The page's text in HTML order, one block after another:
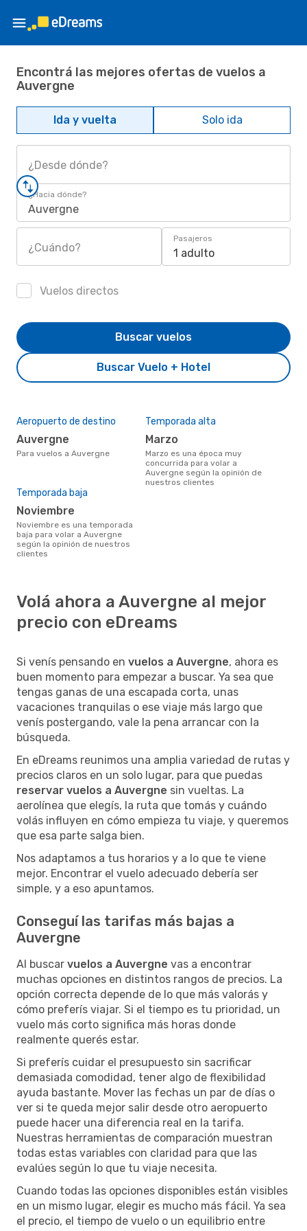
Encontrá las mejores ofertas de vuelos a
Auvergne
Ida y vuelta Solo ida
¿Desde dónde?
¿Hacia dónde?
Auvergne
¿Cuándo?
Pasajeros
1 adulto
Vuelos directos
Buscar Vuelo + Hotel
Buscar vuelos
Aeropuerto de destino
Auvergne
Para vuelos a Auvergne
Temporada alta
marzo
marzo es una época muy
concurrida para volar a
Auvergne según la opinión de
nuestros clientes
Temporada baja
noviembre
noviembre es una temporada
baja para volar a Auvergne
según la opinión de nuestros
clientes
Volá ahora a Auvergne al mejor
precio con eDreams
Si venís pensando en vuelos a Auvergne, ahora es
buen momento para empezar a buscar. Ya sea que
tengas ganas de una escapada corta, unas
vacaciones tranquilas o ese viaje más largo que
venís postergando, vale la pena arrancar con la
búsqueda.
En eDreams reunimos una amplia variedad de rutas y
precios claros en un solo lugar, para que puedas
reservar vuelos a Auvergne sin vueltas. La
aerolínea que elegís, la ruta que tomás y cuándo
volás influyen en cómo empieza tu viaje, y queremos
que esa parte salga bien.
Nos adaptamos a tus horarios y a lo que te viene
mejor. Encontrar el vuelo adecuado debería ser
simple, y a eso apuntamos.
Conseguí las tarifas más bajas a
Auvergne
Al buscar vuelos a Auvergne vas a encontrar
muchas opciones en distintos rangos de precios. La
opción correcta depende de lo que más valorás y
cómo preferís viajar. Si el tiempo es tu prioridad, un
vuelo más corto significa más horas donde
realmente querés estar.
Si preferís cuidar el presupuesto sin sacrificar
demasiada comodidad, tener algo de flexibilidad
ayuda bastante. Mover las fechas un par de días o
ver si te queda mejor salir desde otro aeropuerto
puede hacer una diferencia real en la tarifa.
Nuestras herramientas de comparación muestran
todas estas variables con claridad para que las
evalúes según lo que tu viaje necesita.
Cuando todas las opciones disponibles están visibles
en un mismo lugar, elegir es mucho más fácil. Ya sea
el precio, el tiempo de vuelo o un equilibrio entre